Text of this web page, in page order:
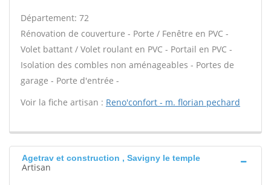
Département: 72
Rénovation de couverture - Porte / Fenêtre en PVC -
Volet battant / Volet roulant en PVC - Portail en PVC -
Isolation des combles non aménageables - Portes de
garage - Porte d'entrée -
Voir la fiche artisan : Reno'confort - m. florian pechard
Agetrav et construction , Savigny le temple
Artisan